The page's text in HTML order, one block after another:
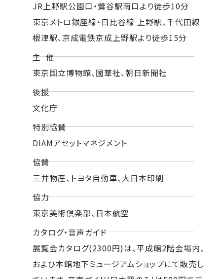
JR上野駅公園口・鶯谷駅南口より徒歩10分
東京メトロ銀座線・日比谷線 上野駅、千代田線
根津駅、京成電鉄京成上野駅より徒歩15分
主 催
東京国立博物館、國華社、朝日新聞社
後援
文化庁
特別協賛
DIAMアセットマネジメント
協賛
三井物産、トヨタ自動車、大日本印刷
協力
東京美術倶楽部、日本航空
カタログ・音声ガイド
展覧会カタログ(2300円)は、平成館2階会場内、
および本館地下ミュージアムショップにて販売し